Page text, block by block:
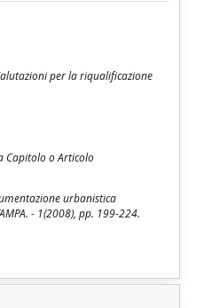
per la riqualificazione
Capitolo o Articolo
urbanistica
- 1(2008), pp. 199-224.